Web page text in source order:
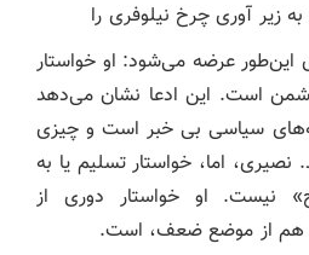
زیر آوری چرخ نیلوفری را
عرضه می‌شود: او خواستار
دشمن است. این ادعا نشان می‌دهد
سیاسی بی خبر است و چیزی
اما، خواستار تسلیم یا به
نیست. او خواستار دوری از
هم از موضع ضعف، است.